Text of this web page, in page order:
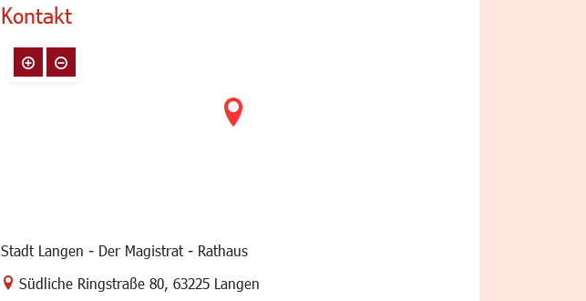
Kontakt
Stadt Langen - Der Magistrat - Rathaus
Link zur Google-Maps Navigation
Südliche Ringstraße 80 63225 Langen